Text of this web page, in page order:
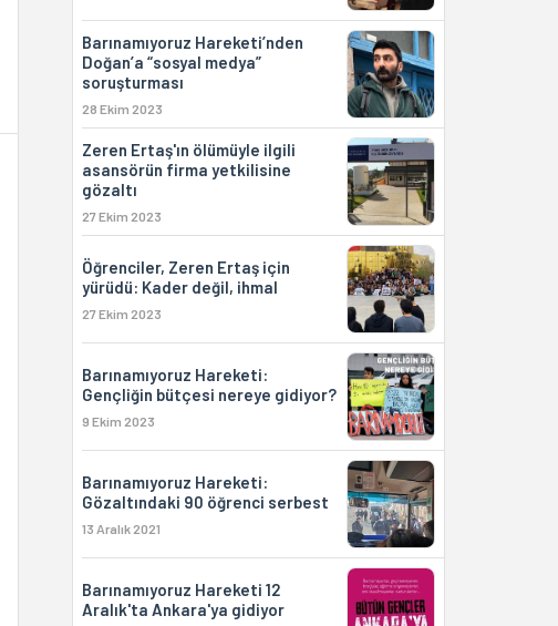
Barınamıyoruz Hareketi’nden
Doğan’a “sosyal medya”
soruşturması
28 Ekim 2023
Zeren Ertaş'ın ölümüyle ilgili
asansörün firma yetkilisine
gözaltı
27 Ekim 2023
Öğrenciler, Zeren Ertaş için
yürüdü: Kader değil, ihmal
27 Ekim 2023
Barınamıyoruz Hareketi:
Gençliğin bütçesi nereye gidiyor?
9 Ekim 2023
Barınamıyoruz Hareketi:
Gözaltındaki 90 öğrenci serbest
13 Aralık 2021
Barınamıyoruz Hareketi 12
Aralık'ta Ankara'ya gidiyor